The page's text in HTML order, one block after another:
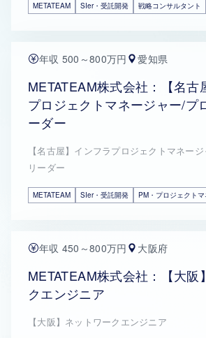
METATEAM SIer・受託開発 戦略コンサルタント
年収 500～800万円 愛知県
METATEAM株式会社：【名古
プロジェクトマネージャー/プ
ーダー
【名古屋】インフラプロジェクトマネー
リーダー
METATEAM SIer・受託開発 PM・プロジェクト
年収 450～800万円 大阪府
METATEAM株式会社：【大阪
クエンジニア
【大阪】ネットワークエンジニア